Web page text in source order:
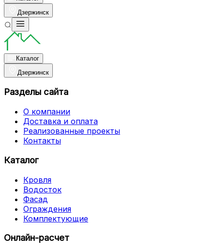
Дзержинск
Каталог
Дзержинск
Разделы сайта
О компании
Доставка и оплата
Реализованные проекты
Контакты
Каталог
Кровля
Водосток
Фасад
Ограждения
Комплектующие
Онлайн-расчет